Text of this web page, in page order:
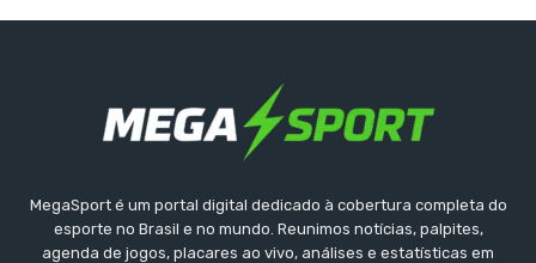
MegaSport é um portal digital dedicado à cobertura completa do
esporte no Brasil e no mundo. Reunimos notícias, palpites,
agenda de jogos, placares ao vivo, análises e estatísticas em